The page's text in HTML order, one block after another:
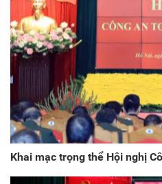
Khai mạc trọng thể Hội nghị